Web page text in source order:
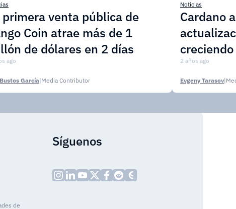
primera venta pública de
Coin atrae más de 1
de dólares en 2 días
ago
García|Media Contributor
Noticias
Cardano
2 años ago
Evgeny Tarasov|
de
Síguenos